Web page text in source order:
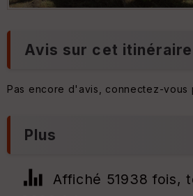
Avis sur cet itinéraire
Pas encore d'avis, connectez-vous
Plus
Affiché 51938 fois,